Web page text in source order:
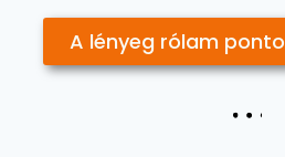
A lényeg rólam